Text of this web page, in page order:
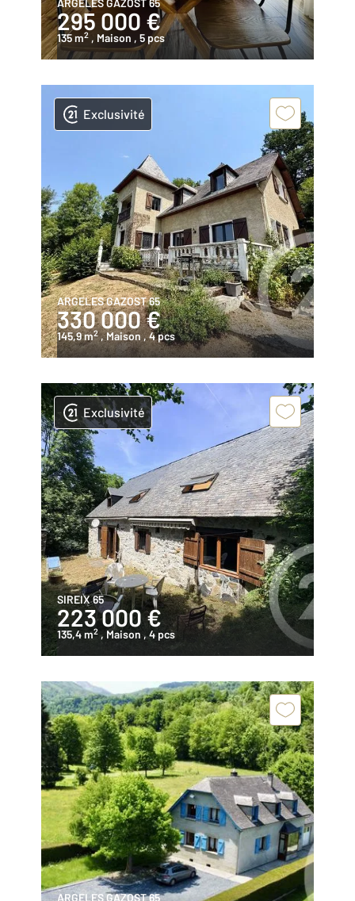
ARGELES GAZOST 65
295 000 €
135 m2 , Maison , 5 pcs
Exclusivité
ARGELES GAZOST 65
330 000 €
145,9 m2 , Maison , 4 pcs
Exclusivité
SIREIX 65
223 000 €
135,4 m2 , Maison , 4 pcs
ARGELES GAZOST 65